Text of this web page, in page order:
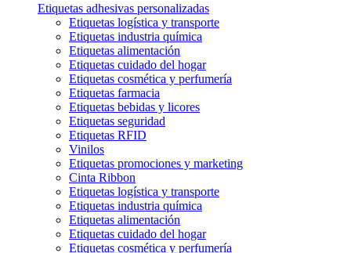
Etiquetas adhesivas personalizadas
Etiquetas logística y transporte
Etiquetas industria química
Etiquetas alimentación
Etiquetas cuidado del hogar
Etiquetas cosmética y perfumería
Etiquetas farmacia
Etiquetas bebidas y licores
Etiquetas seguridad
Etiquetas RFID
Vinilos
Etiquetas promociones y marketing
Cinta Ribbon
Etiquetas logística y transporte
Etiquetas industria química
Etiquetas alimentación
Etiquetas cuidado del hogar
Etiquetas cosmética y perfumería